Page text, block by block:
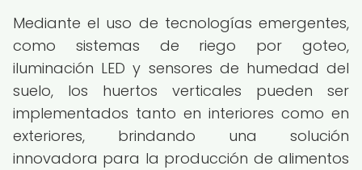
Mediante el uso de tecnologías emergentes,
como sistemas de riego por goteo,
iluminación LED y sensores de humedad del
suelo, los huertos verticales pueden ser
implementados tanto en interiores como en
exteriores, brindando una solución
innovadora para la producción de alimentos